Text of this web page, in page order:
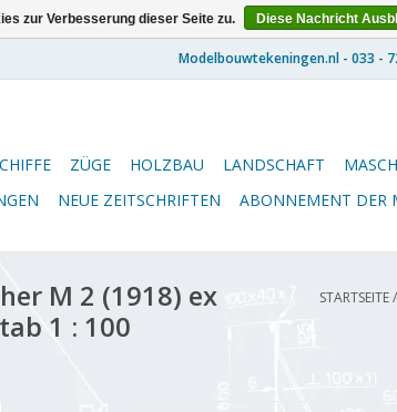
ZÜGE HOLZBAU LANDSCHAFT
NEUE ZEITSCHRIFTEN ABONNEMENT DER
M 2 (1918) ex
1 : 100
STARTSEITE/
zur Verbesserung dieser Seite zu. Diese Nachricht